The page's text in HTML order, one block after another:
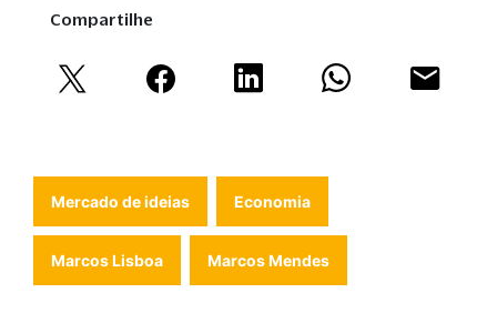
Compartilhe
Mercado de ideias Economia
Marcos Lisboa Marcos Mendes